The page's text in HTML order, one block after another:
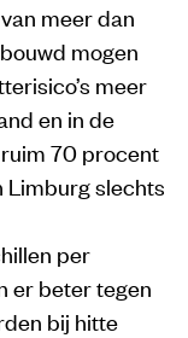
meer dan
mogen
meer
en in de
70 procent
Limburg slechts
per
er beter tegen
bij hitte